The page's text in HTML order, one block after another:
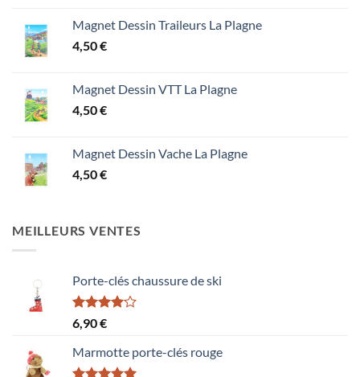
Magnet Dessin Traileurs La Plagne
4,50€
Magnet Dessin VTT La Plagne
4,50€
Magnet Dessin Vache La Plagne
4,50€
MEILLEURS VENTES
Porte-clés chaussure de ski
Note
4.00
5
6,90€
Marmotte porte-clés rouge